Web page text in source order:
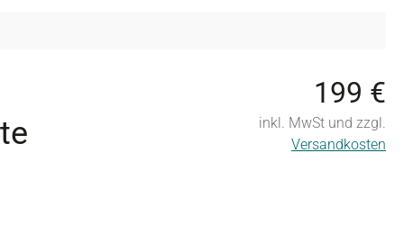
199 €
inkl. MwSt und zzgl.
Versandkosten